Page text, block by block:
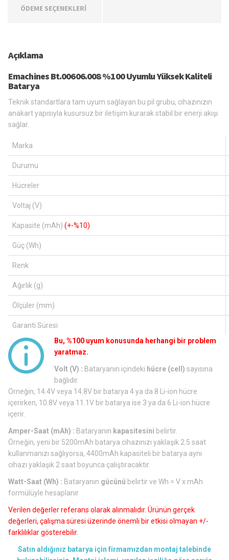
ÖDEME SEÇENEKLERİ
Açıklama
Emachines Bt.00606.008 %100 Uyumlu Yüksek Kaliteli
Batarya
Teknik standartlara tam uyum sağlayan bu pil grubu, cihazınızın
anakart yapısıyla kusursuz bir iletişim kurarak stabil bir enerji akışı
sağlar.
Marka
Durumu
Hücreler
Voltaj (V)
Kapasite (mAh) (+-%10)
Güç (Wh)
Renk
Ağırlık (g)
Ölçüler (mm)
Garanti Süresi
Bu, %100 uyum konusunda herhangi bir problem
yaratmaz.
Volt (V) : Bataryanın içindeki hücre (cell) sayısına
bağlıdır.
Örneğin, 14.4V veya 14.8V bir batarya 4 ya da 8 Li-ion hücre
içerirken, 10.8V veya 11.1V bir batarya ise 3 ya da 6 Li-ion hücre
içerir.
Amper-Saat (mAh) : Bataryanın kapasitesini belirtir.
Örneğin, yeni bir 5200mAh batarya cihazınızı yaklaşık 2.5 saat
kullanmanızı sağlıyorsa, 4400mAh kapasiteli bir batarya aynı
cihazı yaklaşık 2 saat boyunca çalıştıracaktır.
Watt-Saat (Wh) : Bataryanın gücünü belirtir ve Wh = V x mAh
formülüyle hesaplanır
Verilen değerler referans olarak alınmalıdır. Ürünün gerçek
değerleri, çalışma süresi üzerinde önemli bir etkisi olmayan +/-
farklılıklar gösterebilir.
Satın aldığınız batarya için firmamızdan montaj talebinde